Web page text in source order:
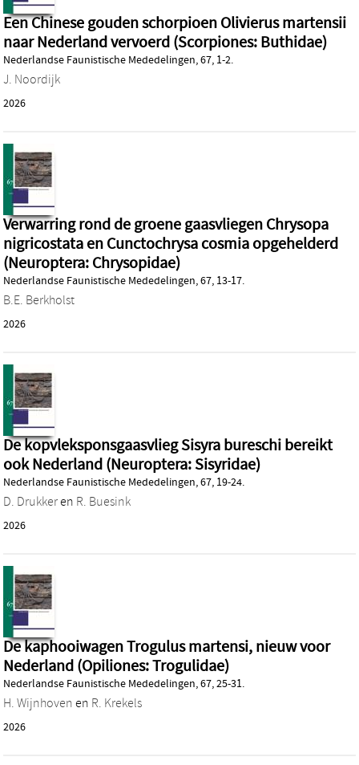
Een Chinese gouden schorpioen Olivierus martensii
naar Nederland vervoerd (Scorpiones: Buthidae)
Nederlandse Faunistische Mededelingen, 67, 1-2.
J. Noordijk
2026
Verwarring rond de groene gaasvliegen Chrysopa
nigricostata en Cunctochrysa cosmia opgehelderd
(Neuroptera: Chrysopidae)
Nederlandse Faunistische Mededelingen, 67, 13-17.
B.E. Berkholst
2026
De kopvleksponsgaasvlieg Sisyra bureschi bereikt
ook Nederland (Neuroptera: Sisyridae)
Nederlandse Faunistische Mededelingen, 67, 19-24.
D. Drukkeren R. Buesink
2026
De kaphooiwagen Trogulus martensi, nieuw voor
Nederland (Opiliones: Trogulidae)
Nederlandse Faunistische Mededelingen, 67, 25-31.
H. Wijnhoven en R. Krekels
2026